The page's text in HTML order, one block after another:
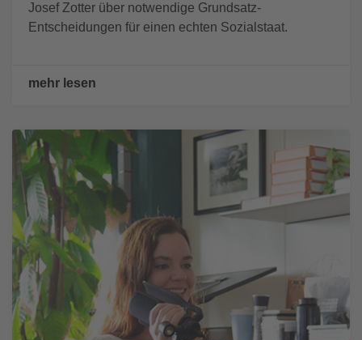
Josef Zotter über notwendige Grundsatz-
Entscheidungen für einen echten Sozialstaat.
mehr lesen